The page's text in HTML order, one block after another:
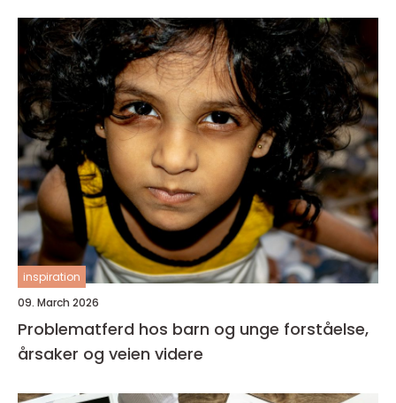
inspiration
09. March 2026
Problematferd hos barn og unge forståelse,
årsaker og veien videre